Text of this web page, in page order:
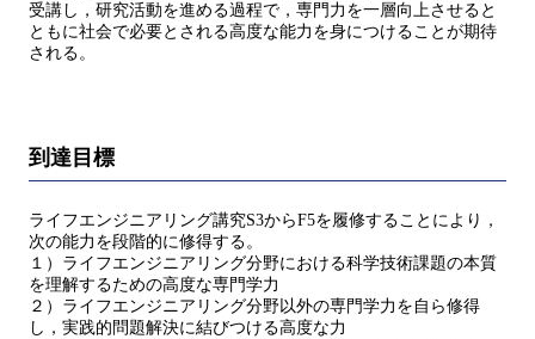
受講し，研究活動を進める過程で，専門力を一層向上させると
ともに社会で必要とされる高度な能力を身につけることが期待
される。
到達目標
ライフエンジニアリング講究S3からF5を履修することにより，
次の能力を段階的に修得する。
１）ライフエンジニアリング分野における科学技術課題の本質
を理解するための高度な専門学力
２）ライフエンジニアリング分野以外の専門学力を自ら修得
し，実践的問題解決に結びつける高度な力